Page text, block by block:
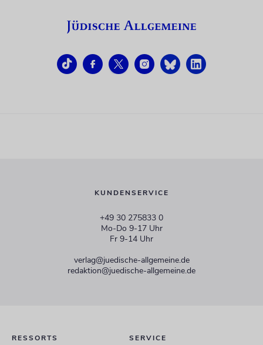
KUNDENSERVICE
+49 30 275833 0
Mo-Do 9-17 Uhr
Fr 9-14 Uhr
verlag@juedische-allgemeine.de
redaktion@juedische-allgemeine.de
RESSORTS SERVICE